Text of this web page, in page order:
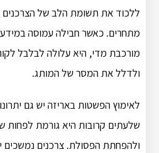
ללכוד את תשומת הלב של הצרכנים
מתחרים. כאשר חבילה עמוסה
מורכבת מדי, היא עלולה לבלבל
ולדלל את המסר של המותג.
לאימוץ הפשטות באריזה יש גם
שלעתים קרובות היא גורמת לפחות
ולהפחתת הפסולת.צרכנים נמשכים